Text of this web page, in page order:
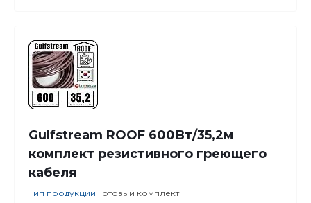
Gulfstream ROOF 600Вт/35,2м
комплект резистивного греющего
кабеля
Тип продукции Готовый комплект